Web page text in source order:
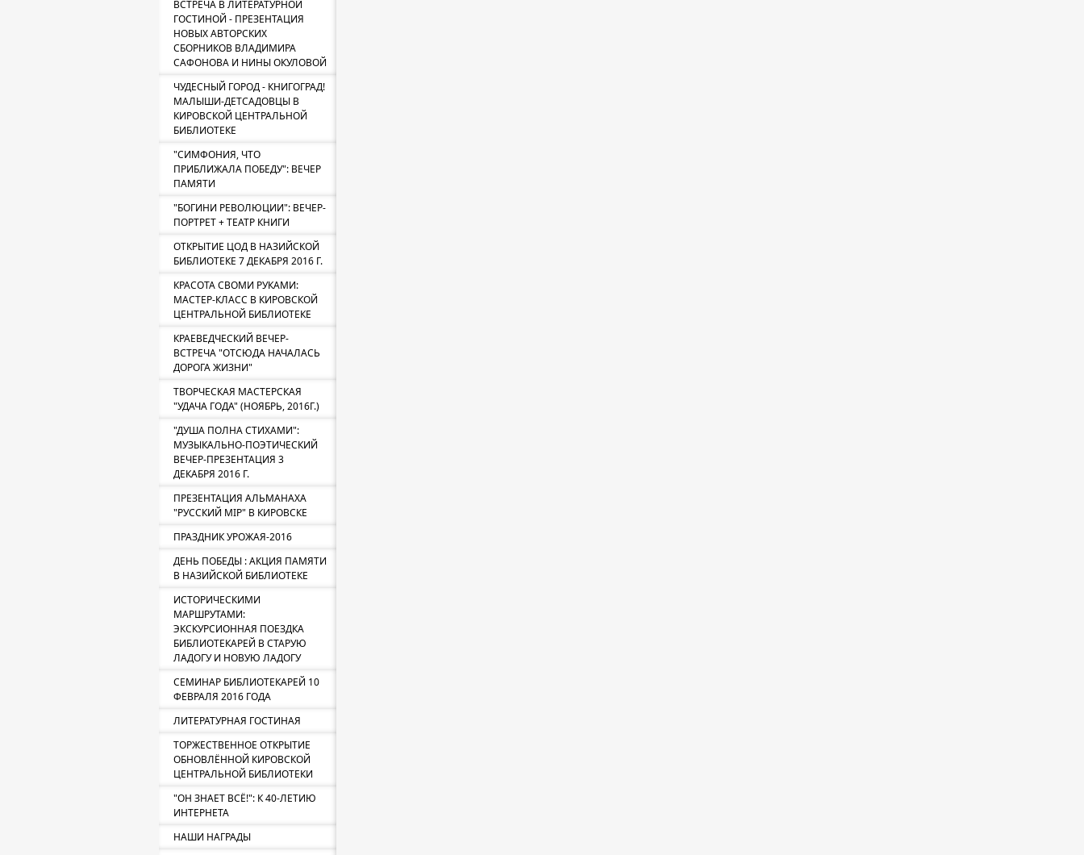
ВСТРЕЧА В ЛИТЕРАТУРНОЙ
ГОСТИНОЙ - ПРЕЗЕНТАЦИЯ
НОВЫХ АВТОРСКИХ
СБОРНИКОВ ВЛАДИМИРА
САФОНОВА И НИНЫ ОКУЛОВОЙ
ЧУДЕСНЫЙ ГОРОД - КНИГОГРАД!
МАЛЫШИ-ДЕТСАДОВЦЫ В
КИРОВСКОЙ ЦЕНТРАЛЬНОЙ
БИБЛИОТЕКЕ
"СИМФОНИЯ, ЧТО
ПРИБЛИЖАЛА ПОБЕДУ": ВЕЧЕР
ПАМЯТИ
"БОГИНИ РЕВОЛЮЦИИ": ВЕЧЕР-
ПОРТРЕТ + ТЕАТР КНИГИ
ОТКРЫТИЕ ЦОД В НАЗИЙСКОЙ
БИБЛИОТЕКЕ 7 ДЕКАБРЯ 2016 Г.
КРАСОТА СВОМИ РУКАМИ:
МАСТЕР-КЛАСС В КИРОВСКОЙ
ЦЕНТРАЛЬНОЙ БИБЛИОТЕКЕ
КРАЕВЕДЧЕСКИЙ ВЕЧЕР-
ВСТРЕЧА "ОТСЮДА НАЧАЛАСЬ
ДОРОГА ЖИЗНИ"
ТВОРЧЕСКАЯ МАСТЕРСКАЯ
"УДАЧА ГОДА" (НОЯБРЬ, 2016Г.)
"ДУША ПОЛНА СТИХАМИ":
МУЗЫКАЛЬНО-ПОЭТИЧЕСКИЙ
ВЕЧЕР-ПРЕЗЕНТАЦИЯ 3
ДЕКАБРЯ 2016 Г.
ПРЕЗЕНТАЦИЯ АЛЬМАНАХА
"РУССКИЙ МIР" В КИРОВСКЕ
ПРАЗДНИК УРОЖАЯ-2016
ДЕНЬ ПОБЕДЫ : АКЦИЯ ПАМЯТИ
В НАЗИЙСКОЙ БИБЛИОТЕКЕ
ИСТОРИЧЕСКИМИ
МАРШРУТАМИ:
ЭКСКУРСИОННАЯ ПОЕЗДКА
БИБЛИОТЕКАРЕЙ В СТАРУЮ
ЛАДОГУ И НОВУЮ ЛАДОГУ
СЕМИНАР БИБЛИОТЕКАРЕЙ 10
ФЕВРАЛЯ 2016 ГОДА
ЛИТЕРАТУРНАЯ ГОСТИНАЯ
ТОРЖЕСТВЕННОЕ ОТКРЫТИЕ
ОБНОВЛЁННОЙ КИРОВСКОЙ
ЦЕНТРАЛЬНОЙ БИБЛИОТЕКИ
"ОН ЗНАЕТ ВСЁ!": К 40-ЛЕТИЮ
ИНТЕРНЕТА
НАШИ НАГРАДЫ